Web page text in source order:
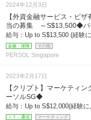
【外資金融サービス・ビ
当の募集 ～S$13,500◆
給与：Up to S$13,500 (経験
金融・保険 その他
2024年12月3日
PERSOL Singapore
【クリプト】マーケティ
ーソルSG◆
給与：Up to S$12,000(経験に
ＩＴ・通信 マーケティング
2023年2月17日